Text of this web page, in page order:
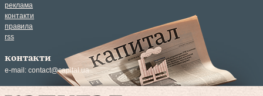
реклама
контакти
правила
rss
контакти
e-mail: contact@capital.ua